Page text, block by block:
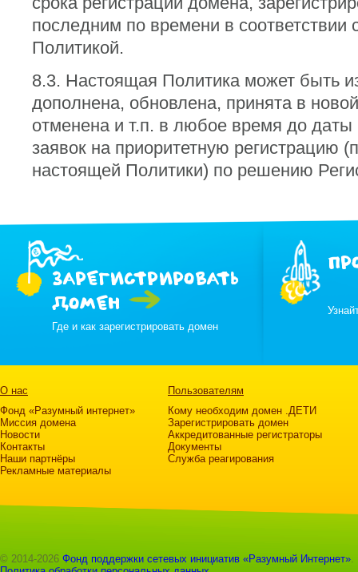
последним по времени в соответствии
Политикой.
8.3. Настоящая Политика может быть
дополнена, обновлена, принята в
отменена и т.п. в любое время до
заявок на приоритетную регистрацию
настоящей Политики) по решению
ЗАРЕГИСТРИРОВАТЬ
ДОМЕН
Где и как зарегистрировать домен
О нас
Фонд «Разумный интернет»
Миссия домена
Новости
Контакты
Наши партнёры
Рекламные материалы
Пользователям
Кому необходим домен .ДЕТИ
Зарегистрировать домен
Аккредитованные регистраторы
Документы
Служба реагирования
© 2014-2026 Фонд поддержки сетевых инициатив «Разумный Интернет».